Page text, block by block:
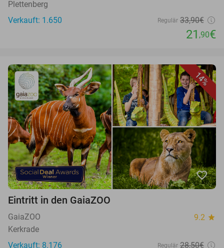
Plettenberg
Verkauft: 1.650
Regulär 33,90€
21 ,90€
14%
favorite_border
Eintritt in den GaiaZOO
GaiaZOO 9.2 star
Kerkrade
Verkauft: 8.176
Regulär 28,50€